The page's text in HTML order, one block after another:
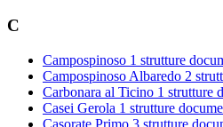
C
Campospinoso 1 strutture
Campospinoso Albaredo 2
Carbonara al Ticino 1 strutture
Casei Gerola 1 strutture
Casorate Primo 3 strutture